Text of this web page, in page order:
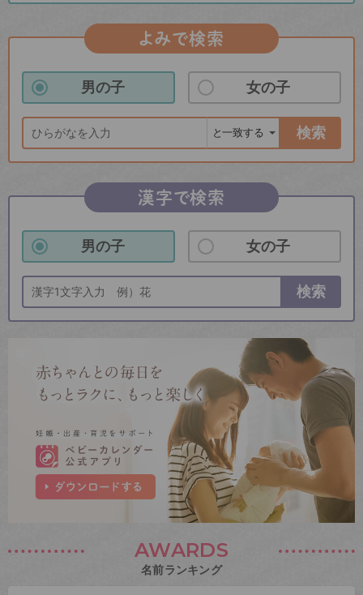
よみで検索
男の子 女の子
検索
漢字で検索
男の子 女の子
検索
AWARDS
名前ランキング